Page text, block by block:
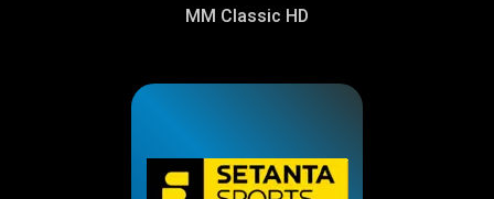
MM Classic HD